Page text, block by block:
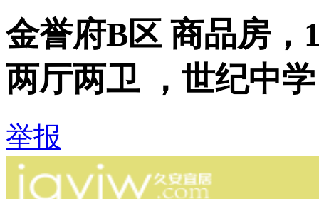
金誉府B区 商品房，
两厅两卫 ，世纪中
举报